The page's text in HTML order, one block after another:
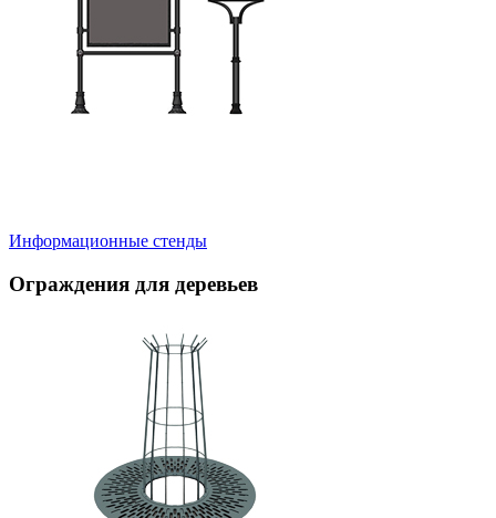
Информационные стенды
Ограждения для деревьев